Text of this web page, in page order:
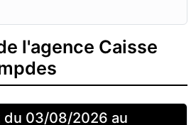
l'agence Caisse
du 03/08/2026 au